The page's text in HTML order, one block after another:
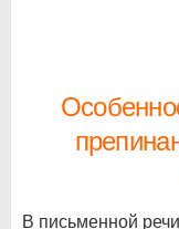
В письменной